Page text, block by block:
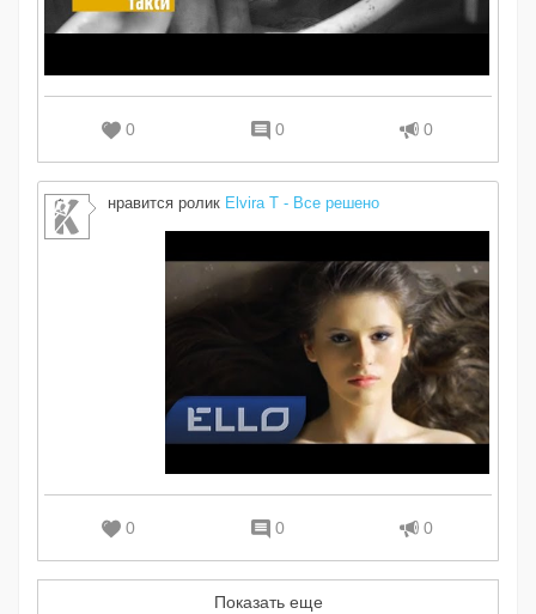
0 0 0
нравится ролик Elvira T - Все решено
0 0 0
Показать еще